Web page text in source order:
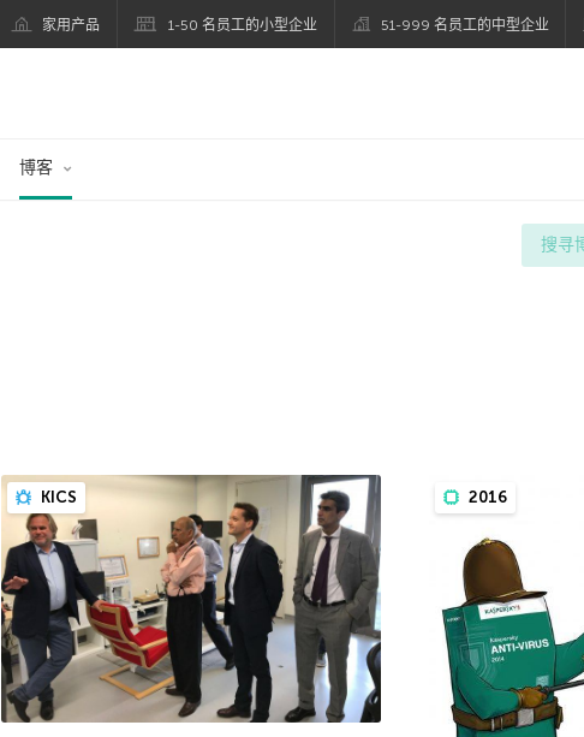
家用产品 1-50 名员工的小型企业 51-999 名员工的中型企业
博客
KICS 2016